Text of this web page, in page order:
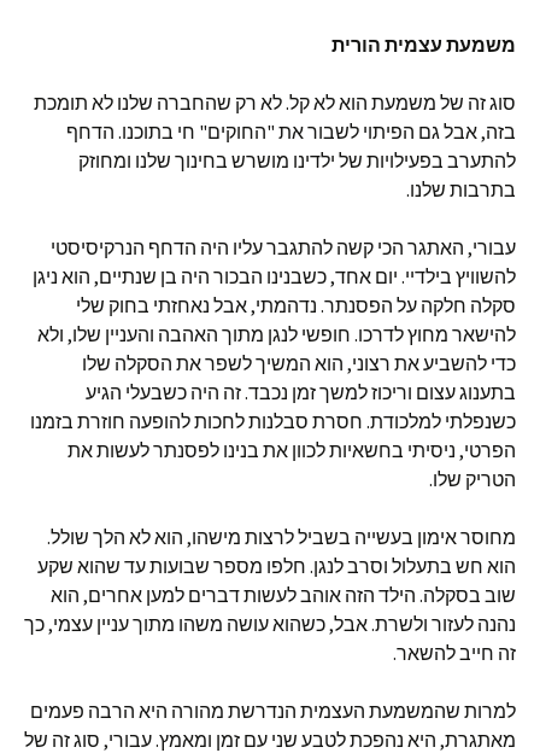
משמעת עצמית הורית
סוג זה של משמעת הוא לא קל. לא רק שהחברה שלנו לא תומכת
בזה, אבל גם הפיתוי לשבור את "החוקים" חי בתוכנו. הדחף
להתערב בפעילויות של ילדינו מושרש בחינוך שלנו ומחוזק
בתרבות שלנו.
עבורי, האתגר הכי קשה להתגבר עליו היה הדחף הנרקיסיסטי
להשוויץ בילדיי. יום אחד, כשבנינו הבכור היה בן שנתיים, הוא ניגן
סקלה חלקה על הפסנתר. נדהמתי, אבל נאחזתי בחוק שלי
להישאר מחוץ לדרכו. חופשי לנגן מתוך האהבה והעניין שלו, ולא
כדי להשביע את רצוני, הוא המשיך לשפר את הסקלה שלו
בתענוג עצום וריכוז למשך זמן נכבד. זה היה כשבעלי הגיע
כשנפלתי למלכודת. חסרת סבלנות לחכות להופעה חוזרת בזמנו
הפרטי, ניסיתי בחשאיות לכוון את בנינו לפסנתר לעשות את
הטריק שלו.
מחוסר אימון בעשייה בשביל לרצות מישהו, הוא לא הלך שולל.
הוא חש בתעלול וסרב לנגן. חלפו מספר שבועות עד שהוא שקע
שוב בסקלה. הילד הזה אוהב לעשות דברים למען אחרים, הוא
נהנה לעזור ולשרת. אבל, כשהוא עושה משהו מתוך עניין עצמי, כך
זה חייב להשאר.
למרות שהמשמעת העצמית הנדרשת מהורה היא הרבה פעמים
מאתגרת, היא נהפכת לטבע שני עם זמן ומאמץ. עבורי, סוג זה של